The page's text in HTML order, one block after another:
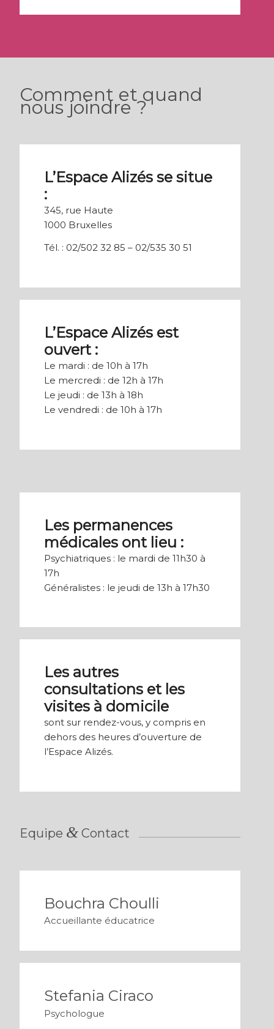
Comment et quand
nous joindre ?
L’Espace Alizés se situe
:
345, rue Haute
1000 Bruxelles
Tél. : 02/502 32 85 – 02/535 30 51
L’Espace Alizés est
ouvert :
Le mardi : de 10h à 17h
Le mercredi : de 12h à 17h
Le jeudi : de 13h à 18h
Le vendredi : de 10h à 17h
Les permanences
médicales ont lieu :
Psychiatriques : le mardi de 11h30 à
17h
Généralistes : le jeudi de 13h à 17h30
Les autres
consultations et les
visites à domicile
sont sur rendez-vous, y compris en
dehors des heures d’ouverture de
l’Espace Alizés.
Equipe &Contact
Bouchra Choulli
Accueillante éducatrice
Stefania Ciraco
Psychologue